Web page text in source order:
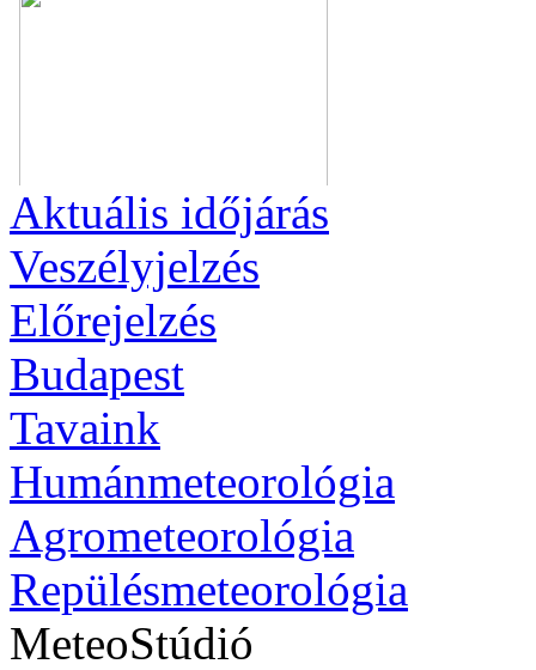
Aktuális időjárás
Veszélyjelzés
Előrejelzés
Budapest
Tavaink
Humánmeteorológia
Agrometeorológia
Repülésmeteorológia
MeteoStúdió